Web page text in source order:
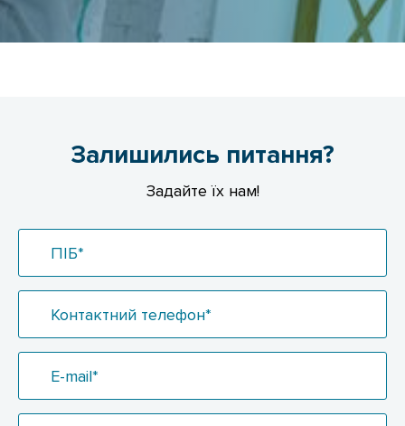
Залишились питання?
Задайте їх нам!
ПІБ*
Контактний телефон*
E-mail*